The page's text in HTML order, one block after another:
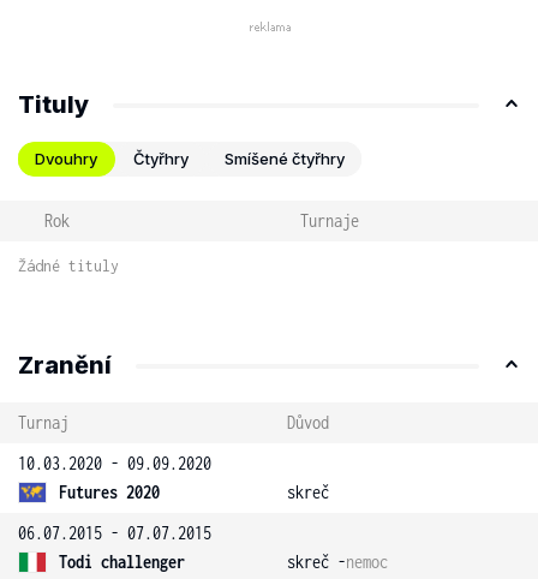
Tituly
Dvouhry Čtyřhry Smíšené čtyřhry
Rok Turnaje
Žádné tituly
Zranění
Turnaj
Důvod
10.03.2020 - 09.09.2020
Futures 2020
skreč
06.07.2015 - 07.07.2015
Todi challenger
skreč -nemoc